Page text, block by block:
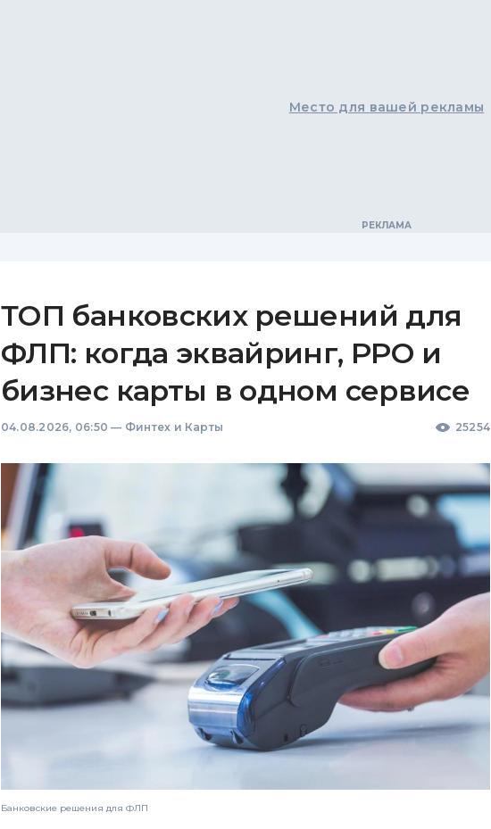
Место для вашей рекламы
ТОП банковских решений для
ФЛП: когда эквайринг, РРО и
бизнес карты в одном сервисе
04.08.2026, 06:50 — Финтех и Карты 25254
Банковские решения для ФЛП